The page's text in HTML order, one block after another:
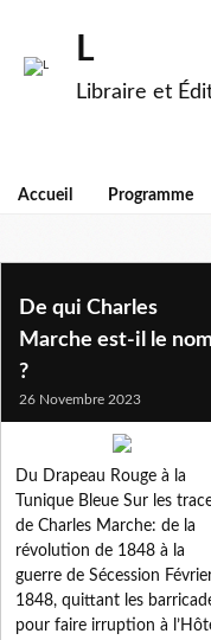
L
Libraire et
Accueil Programme
mouvement
De qui Charles
Marche est-il le nom
?
26 Novembre 2023
Du Drapeau Rouge à la
Tunique Bleue Sur les
de Charles Marche: de la
révolution de 1848 à la
guerre de Sécession
1848, quittant les
pour faire irruption à